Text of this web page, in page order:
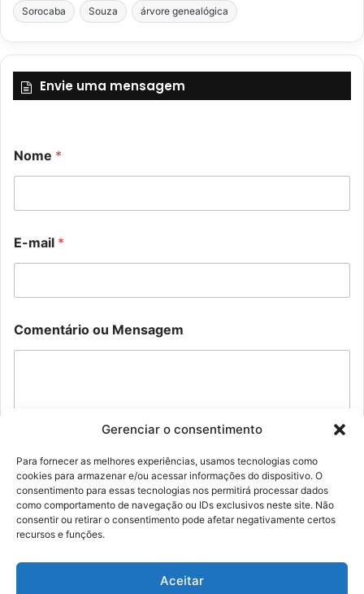
Gerenciar o consentimento
Para fornecer as melhores experiências, usamos tecnologias como
cookies para armazenar e/ou acessar informações do dispositivo. O
consentimento para essas tecnologias nos permitirá processar dados
como comportamento de navegação ou IDs exclusivos neste site. Não
consentir ou retirar o consentimento pode afetar negativamente certos
recursos e funções.
Aceitar
Sorocaba Souza árvore genealógica
Envie uma mensagem
Nome *
e
n
e
m
M
m
N
o
m
e
E-mail *
u
N
M
s
a
g
e
m
Comentário ou Mensagem
Enviar